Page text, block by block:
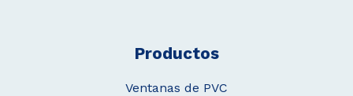
Productos
Ventanas de PVC